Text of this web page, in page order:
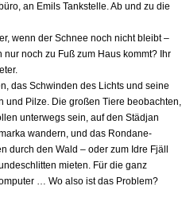
an Emils Tankstelle. Ab und zu die
wenn der Schnee noch nicht bleibt –
noch zu Fuß zum Haus kommt? Ihr
das Schwinden des Lichts und seine
und Pilze. Die großen Tiere beobachten,
unterwegs sein, auf den Städjan
wandern, und das Rondane-
durch den Wald – oder zum Idre Fjäll
mieten. Für die ganz
… Wo also ist das Problem?